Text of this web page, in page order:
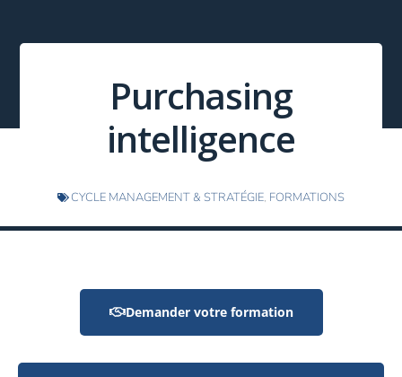
Purchasing
intelligence
CYCLE MANAGEMENT & STRATÉGIE, FORMATIONS
Demander votre formation